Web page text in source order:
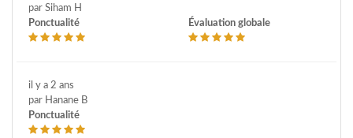
par Siham H
Ponctualité
Évaluation globale
il y a 2 ans
par Hanane B
Ponctualité